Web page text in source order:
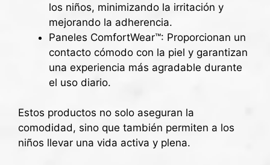
los niños, minimizando la irritación y
mejorando la adherencia.
Paneles ComfortWear™: Proporcionan un
contacto cómodo con la piel y garantizan
una experiencia más agradable durante
el uso diario.
Estos productos no solo aseguran la
comodidad, sino que también permiten a los
niños llevar una vida activa y plena.